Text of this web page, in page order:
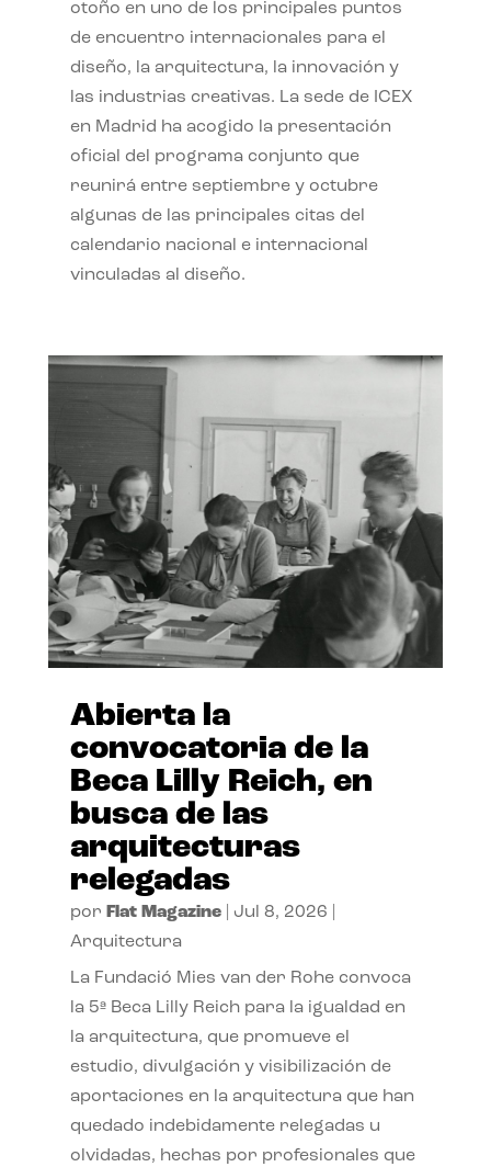
otoño en uno de los principales puntos
de encuentro internacionales para el
diseño, la arquitectura, la innovación y
las industrias creativas. La sede de ICEX
en Madrid ha acogido la presentación
oficial del programa conjunto que
reunirá entre septiembre y octubre
algunas de las principales citas del
calendario nacional e internacional
vinculadas al diseño.
Abierta la
convocatoria de la
Beca Lilly Reich, en
busca de las
arquitecturas
relegadas
por Flat Magazine| Jul 8, 2026
Arquitectura
La Fundació Mies van der Rohe convoca
la 5ª Beca Lilly Reich para la igualdad en
la arquitectura, que promueve el
estudio, divulgación y visibilización de
aportaciones en la arquitectura que han
quedado indebidamente relegadas u
olvidadas, hechas por profesionales que